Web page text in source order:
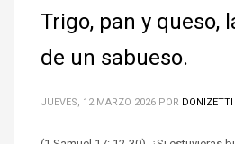
Trigo, pan y queso,
de un sabueso.
JUEVES, 12 MARZO 2026 POR DONIZETTI